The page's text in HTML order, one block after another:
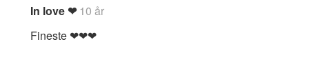
In love ❤ 10 år
Fineste ❤❤❤